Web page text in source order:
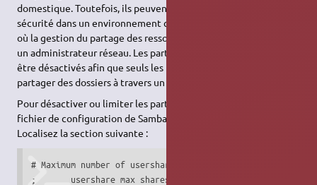
domestique. Toutefois, ils peuvent représenter un risque de
sécurité dans un environnement contrôlé, tel une entreprise,
où la gestion du partage des ressources devrait être confiée à
un administrateur réseau. Les partages utilisateurs devraient
être désactivés afin que seuls les membres autorisés puissent
partager des dossiers à travers un réseau local.
Pour désactiver ou limiter les partages utilisateurs, ouvrez le
fichier de configuration de Samba
Localisez la section suivante :
# Maximum number of usershare. 0 (default) means that
;	usershare max shares = 100